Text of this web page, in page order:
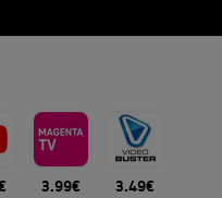
3.99€ 3.49€